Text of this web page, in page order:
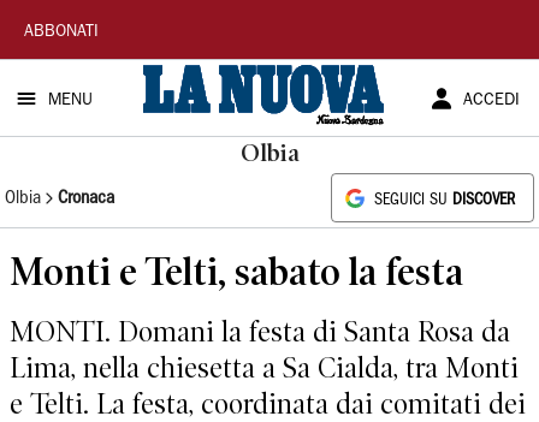
La
Nuova
Sardegna
ABBONATI
MENU ACCEDI
Olbia
Olbia Cronaca SEGUICI SU DISCOVER
Monti e Telti, sabato la festa
MONTI. Domani la festa di Santa Rosa da
Lima, nella chiesetta a Sa Cialda, tra Monti
e Telti. La festa, coordinata dai comitati dei